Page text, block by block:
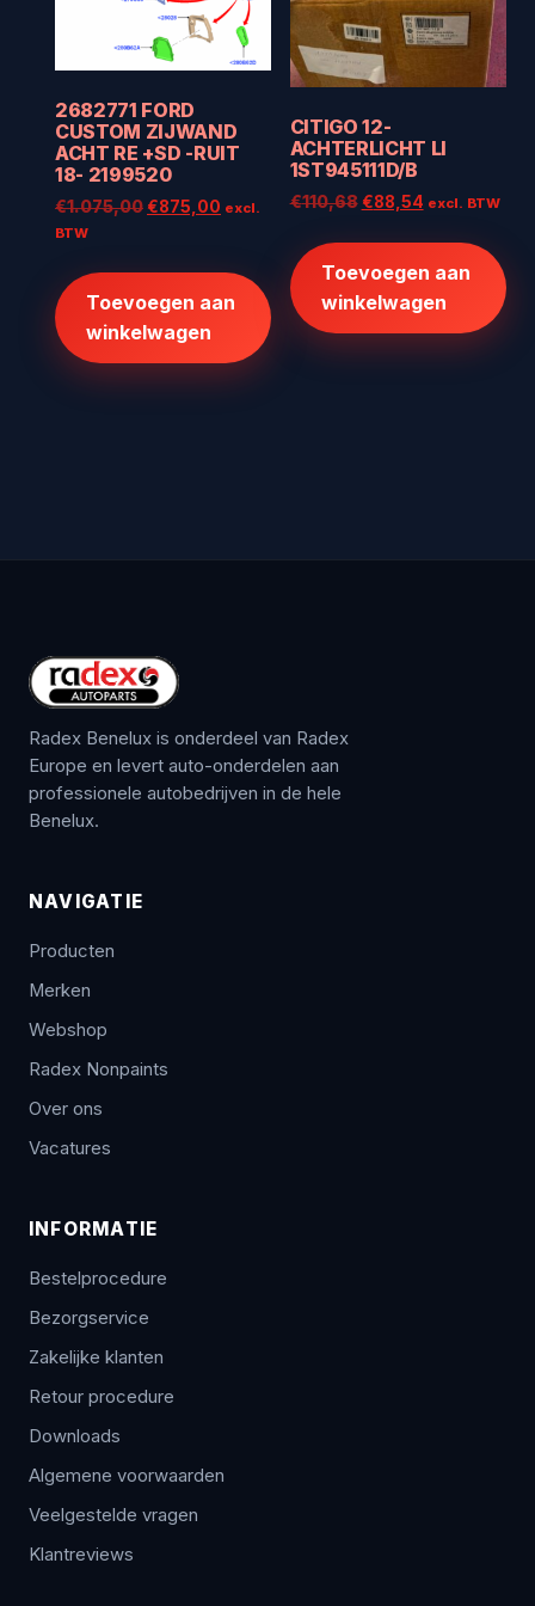
2682771 FORD
CUSTOM ZIJWAND
ACHT RE +SD -RUIT
18- 2199520
€1.075,00Oorspronkelijke
€1.075,00.
€875,00 Huidige
€875,00.
excl.
BTW
Toevoegen aan
winkelwagen
CITIGO 12-
ACHTERLICHT LI
1ST945111D/B
€110,68 Oorspronkelijke
€110,68.
€88,54Huidige
€88,54.
excl. BTW
Toevoegen aan
winkelwagen
Radex Benelux is onderdeel van Radex
Europe en levert auto-onderdelen aan
professionele autobedrijven in de hele
Benelux.
NAVIGATIE
Producten
Merken
Webshop
Radex Nonpaints
Over ons
Vacatures
INFORMATIE
Bestelprocedure
Bezorgservice
Zakelijke klanten
Retour procedure
Downloads
Algemene voorwaarden
Veelgestelde vragen
Klantreviews